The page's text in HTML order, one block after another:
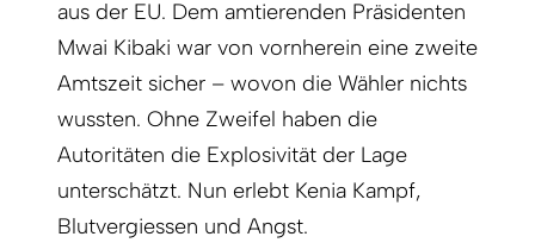
aus der EU. Dem amtierenden Präsidenten
Mwai Kibaki war von vornherein eine zweite
Amtszeit sicher – wovon die Wähler nichts
wussten. Ohne Zweifel haben die
Autoritäten die Explosivität der Lage
unterschätzt. Nun erlebt Kenia Kampf,
Blutvergiessen und Angst.